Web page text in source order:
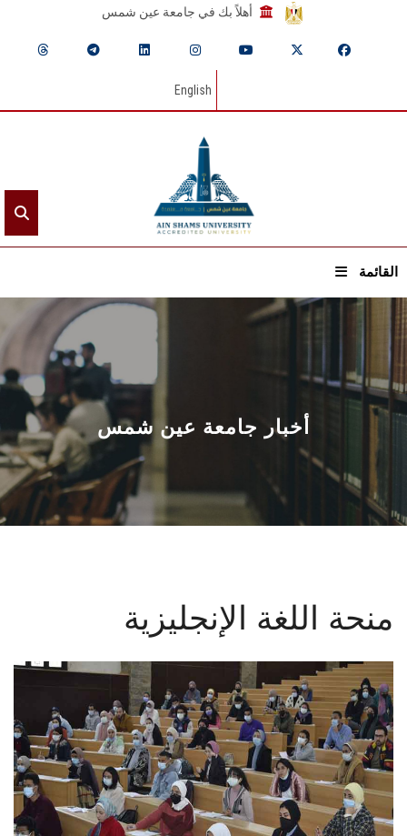
أهلاً بك في جامعة عين شمس
English
القائمة
الرئيسيـة
عن الجامعة
القطاعـات
الشئون الأكاديمية
البحث العلمي
الأنظمة الذكية
الإعلام
تواصل معنا
الطلاب
أخبار جامعة عين شمس
منحة اللغة الإنجليزية